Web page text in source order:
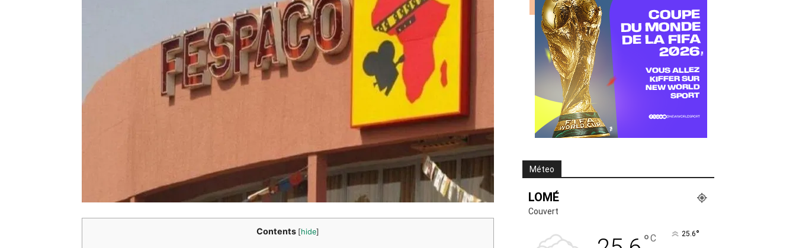
Contents [hide]
Méteo
LOMÉ
Couvert
°C 25.6°